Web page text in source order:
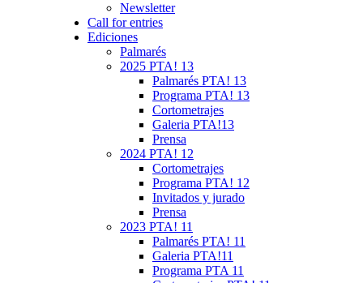
Newsletter
Call for entries
Ediciones
Palmarés
2025 PTA! 13
Palmarés PTA! 13
Programa PTA! 13
Cortometrajes
Galeria PTA!13
Prensa
2024 PTA! 12
Cortometrajes
Programa PTA! 12
Invitados y jurado
Prensa
2023 PTA! 11
Palmarés PTA! 11
Galeria PTA!11
Programa PTA 11